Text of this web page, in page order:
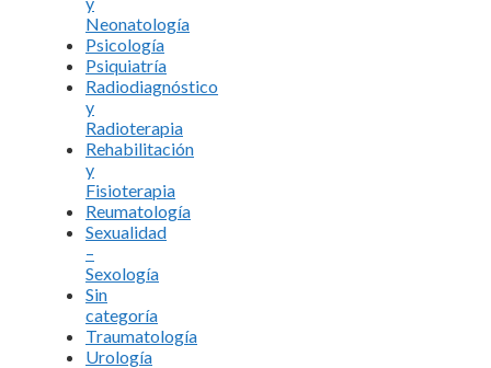
Neonatología
Psicología
Psiquiatría
Radiodiagnóstico
y
Radioterapia
Rehabilitación
y
Fisioterapia
Reumatología
Sexualidad
–
Sexología
Sin
categoría
Traumatología
Urología